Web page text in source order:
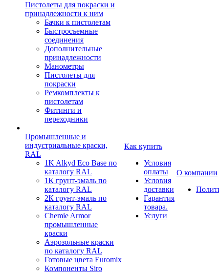
Пистолеты для покраски и
принадлежности к ним
Бачки к пистолетам
Быстросъемные
соединения
Дополнительные
принадлежности
Манометры
Пистолеты для
покраски
Ремкомплекты к
пистолетам
Фитинги и
переходники
Промышленные и
индустриальные краски,
RAL
1K Alkyd Eco Base по
каталогу RAL
1К грунт-эмаль по
каталогу RAL
2К грунт-эмаль по
каталогу RAL
Chemie Armor
промышленные
краски
Аэрозольные краски
по каталогу RAL
Готовые цвета Euromix
Компоненты Siro
Как купить
Условия
оплаты
Условия
доставки
Гарантия
товара.
Услуги
О компании